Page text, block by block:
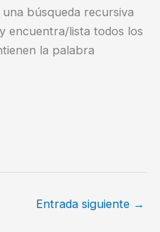
búsqueda recursiva
encuentra/lista todos los
la palabra
Entrada siguiente →